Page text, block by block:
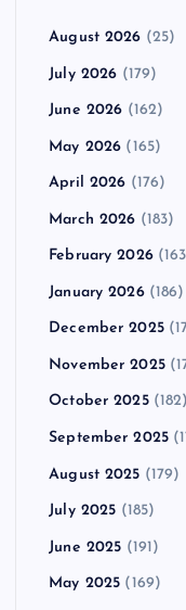
August 2026 (25)
July 2026 (179)
June 2026 (162)
May 2026 (165)
April 2026 (176)
March 2026 (183)
February 2026
January 2026(186)
December 2025
November 2025
October 2025(182)
September 2025
August 2025 (179)
July 2025 (185)
June 2025 (191)
May 2025 (169)